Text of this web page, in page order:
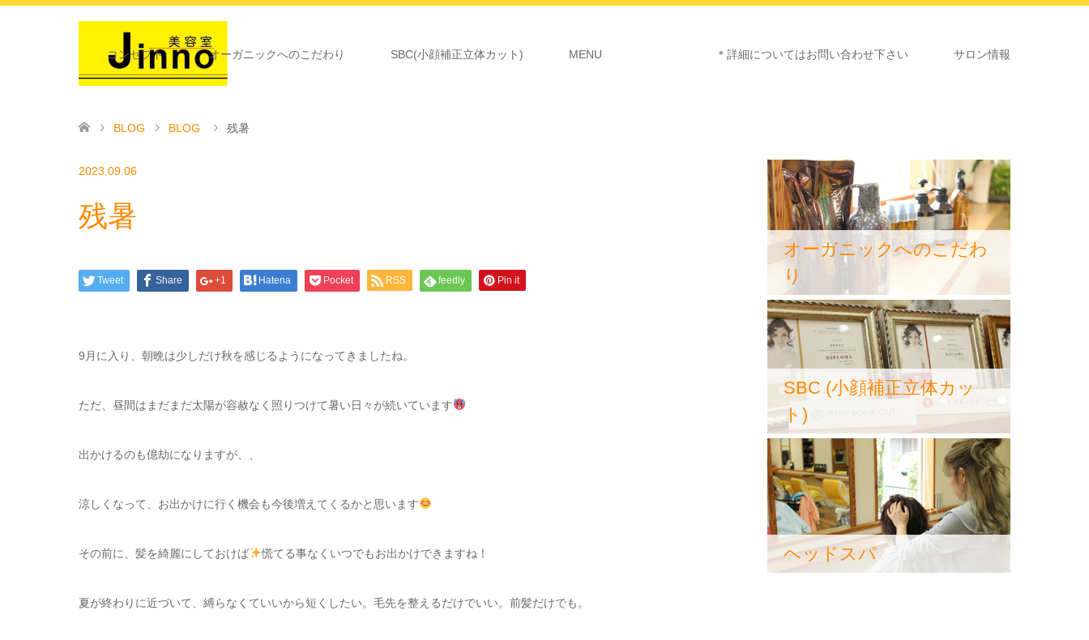
コンセプト オーガニックへのこだわり SBC(小顔補正立体カット) MENU ＊詳細についてはお問い合わせ下さい サロン情報
BLOG BLOG 残暑
2023.09.06
残暑
Tweet Share +1 Hatena Pocket RSS feedly Pin it
9月に入り、朝晩は少しだけ秋を感じるようになってきましたね。
ただ、昼間はまだまだ太陽が容赦なく照りつけて暑い日々が続いています
出かけるのも億劫になりますが、、
涼しくなって、お出かけに行く機会も今後増えてくるかと思います
その前に、髪を綺麗にしておけば 慌てる事なくいつでもお出かけできますね！
夏が終わりに近づいて、縛らなくていいから短くしたい。毛先を整えるだけでいい。前髪だけでも。
オーガニックへのこだわ
り
SBC (小顔補正立体カッ
ト)
ヘッドスパ